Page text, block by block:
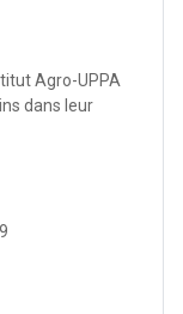
Agro-UPPA
dans leur